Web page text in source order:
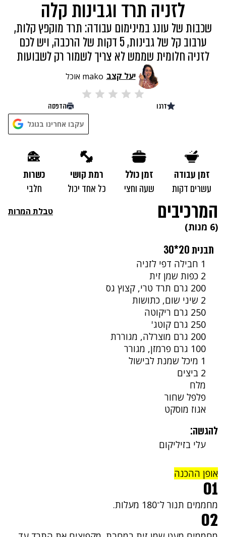
לזניה תרד וגבינות קלה
שכבות של עונג במינימום עבודה: תרד מוקפץ קלות,
ערבוב קל של גבינות, 5 דקות של הרכבה, ויש לכם
לזניה חלומית שממש לא צריך לשמור רק לשבועות
יעל קצב mako אוכל
דרגו הדפסה
עקבו אחרינו בגוגל
זמן עבודה
עשרים דקות
זמן כולל
שעה וחצי
רמת קושי
כל אחד יכול
כשרות
חלבי
המרכיבים טבלת המרות
(6 מנות)
תבנית 20*30
1 חבילה דפי לזניה
2 כפות שמן זית
200 גרם תרד טרי, קצוץ גס
2 שיני שום, כתושות
250 גרם ריקוטה
250 גרם קוטג'
200 גרם מוצרלה, מגוררת
100 גרם פרמזן, מגורר
1 מיכל שמנת לבישול
2 ביצים
מלח
פלפל שחור
אגוז מוסקט
להגשה:
עלי בזיליקום
אופן ההכנה
01
מחממים תנור ל־180 מעלות.
02